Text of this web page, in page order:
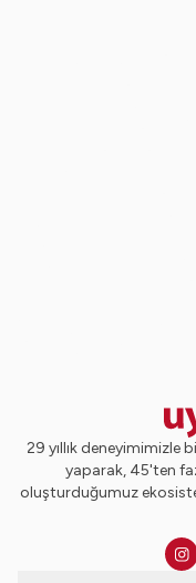
29 yıllık deneyimimizle
yaparak, 45'ten
oluşturduğumuz